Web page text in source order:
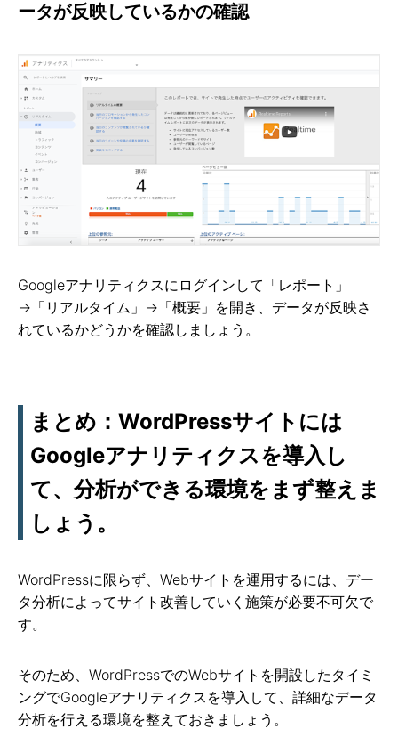
ータが反映しているかの確認
Googleアナリティクスにログインして「レポート」
→「リアルタイム」→「概要」を開き、データが反映さ
れているかどうかを確認しましょう。
まとめ：WordPressサイトには
Googleアナリティクスを導入し
て、分析ができる環境をまず整えま
しょう。
WordPressに限らず、Webサイトを運用するには、デー
タ分析によってサイト改善していく施策が必要不可欠で
す。
そのため、WordPressでのWebサイトを開設したタイミ
ングでGoogleアナリティクスを導入して、詳細なデータ
分析を行える環境を整えておきましょう。